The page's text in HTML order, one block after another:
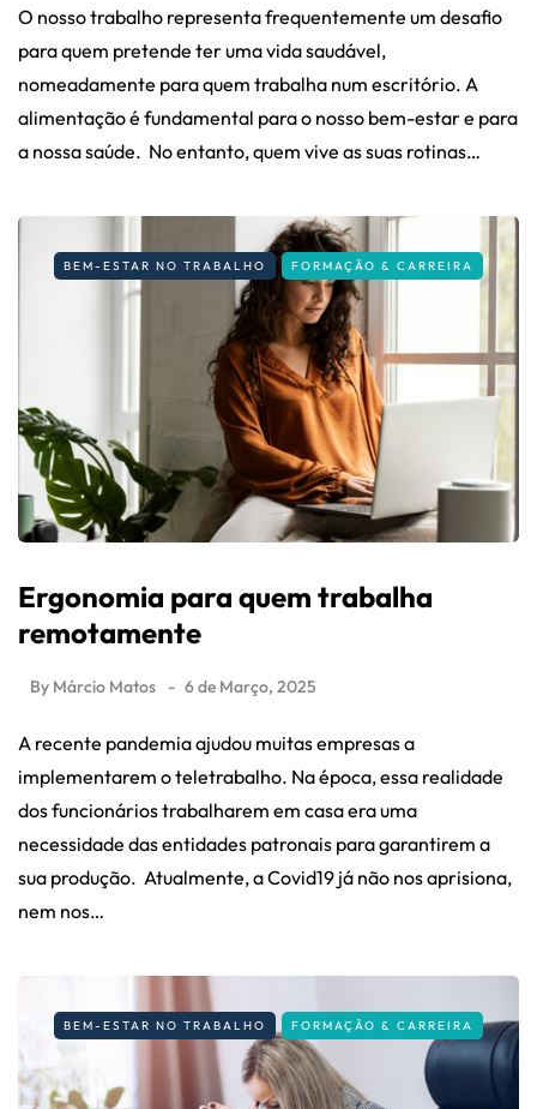
O nosso trabalho representa frequentemente um desafio
para quem pretende ter uma vida saudável,
nomeadamente para quem trabalha num escritório. A
alimentação é fundamental para o nosso bem-estar e para
a nossa saúde. No entanto, quem vive as suas rotinas…
BEM-ESTAR NO TRABALHO FORMAÇÃO & CARREIRA
Ergonomia para quem trabalha
remotamente
By Márcio Matos 6 de Março, 2025
A recente pandemia ajudou muitas empresas a
implementarem o teletrabalho. Na época, essa realidade
dos funcionários trabalharem em casa era uma
necessidade das entidades patronais para garantirem a
sua produção. Atualmente, a Covid19 já não nos aprisiona,
nem nos…
BEM-ESTAR NO TRABALHO FORMAÇÃO & CARREIRA